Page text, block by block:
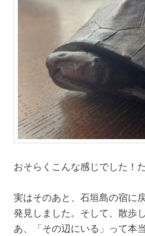
おそらくこんな感じでした！
実はそのあと、石垣島の宿に
発見しました。そして、散歩
あ、「その辺にいる」って本